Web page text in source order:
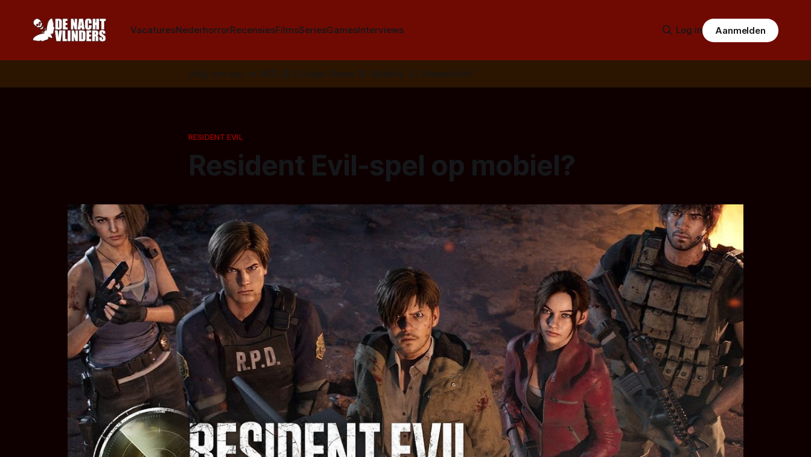
VacaturesNederhorrorRecensiesFilmsSeriesGamesInterviews Log in Aanmelden
Volg ons op: 📣 RSS 📰 Google News 🦋 Bluesky ✉️ Nieuwsbrief
RESIDENT EVIL
Resident Evil-spel op mobiel?